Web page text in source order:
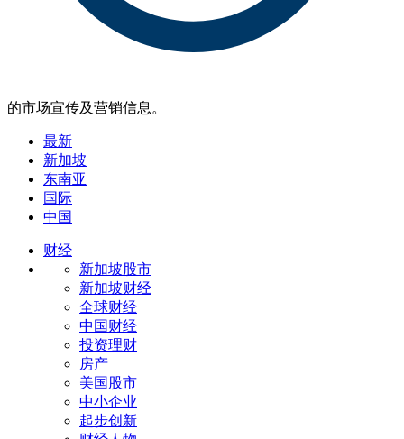
的市场宣传及营销信息。
最新
新加坡
东南亚
国际
中国
财经
新加坡股市
新加坡财经
全球财经
中国财经
投资理财
房产
美国股市
中小企业
起步创新